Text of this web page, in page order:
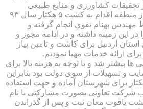
کشاورزی و منابع طبیعی
خراسان رضوی و بازدید از منطقه اقدام به کشت ۵ هکتار سال ۹۳
مهندس بهنام تقوی انجام گرفته و
در این زمینه داشته و در ادامه مجوز و
استان اردبیل برای کاشت و تامین پیاز
ارائه خدمات مهیا نمودیم.
ها بیشتر شد و با توجه به هزینه بالا برای
و تسهیلات از سوی دولت بود بنابراین
توجیهی برای ۳۵۰ هکتار برای شهرستان آماده و جهت استفاده
شرکت تعاونی بصورت مشارکتی با نام
یاقوت مغان ثبت و پس از گذراندن